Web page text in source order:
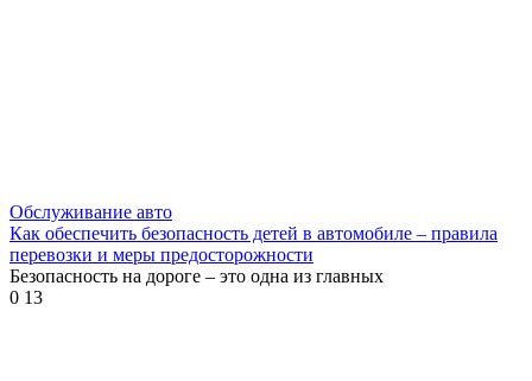
Обслуживание авто
Как обеспечить безопасность детей в автомобиле – правила
перевозки и меры предосторожности
Безопасность на дороге – это одна из главных
0 13